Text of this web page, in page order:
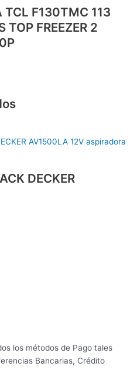
TCL F130TMC 113
TOP FREEZER 2
DECKER
los métodos de Pago tales
Bancarias, Crédito